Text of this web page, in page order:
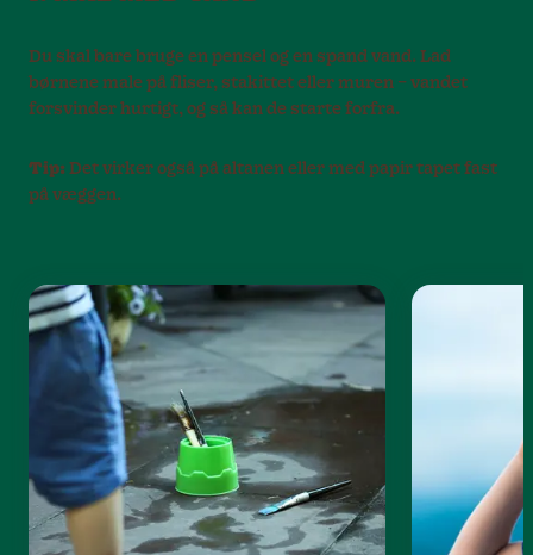
Du skal bare bruge en pensel og en spand vand. Lad
børnene male på fliser, stakittet eller muren – vandet
forsvinder hurtigt, og så kan de starte forfra.
Tip: Det virker også på altanen eller med papir tapet fast
på væggen.